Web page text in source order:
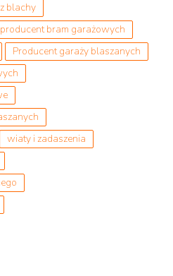
blachy
producent bram garażowych
Producent garaży blaszanych
wiaty i zadaszenia